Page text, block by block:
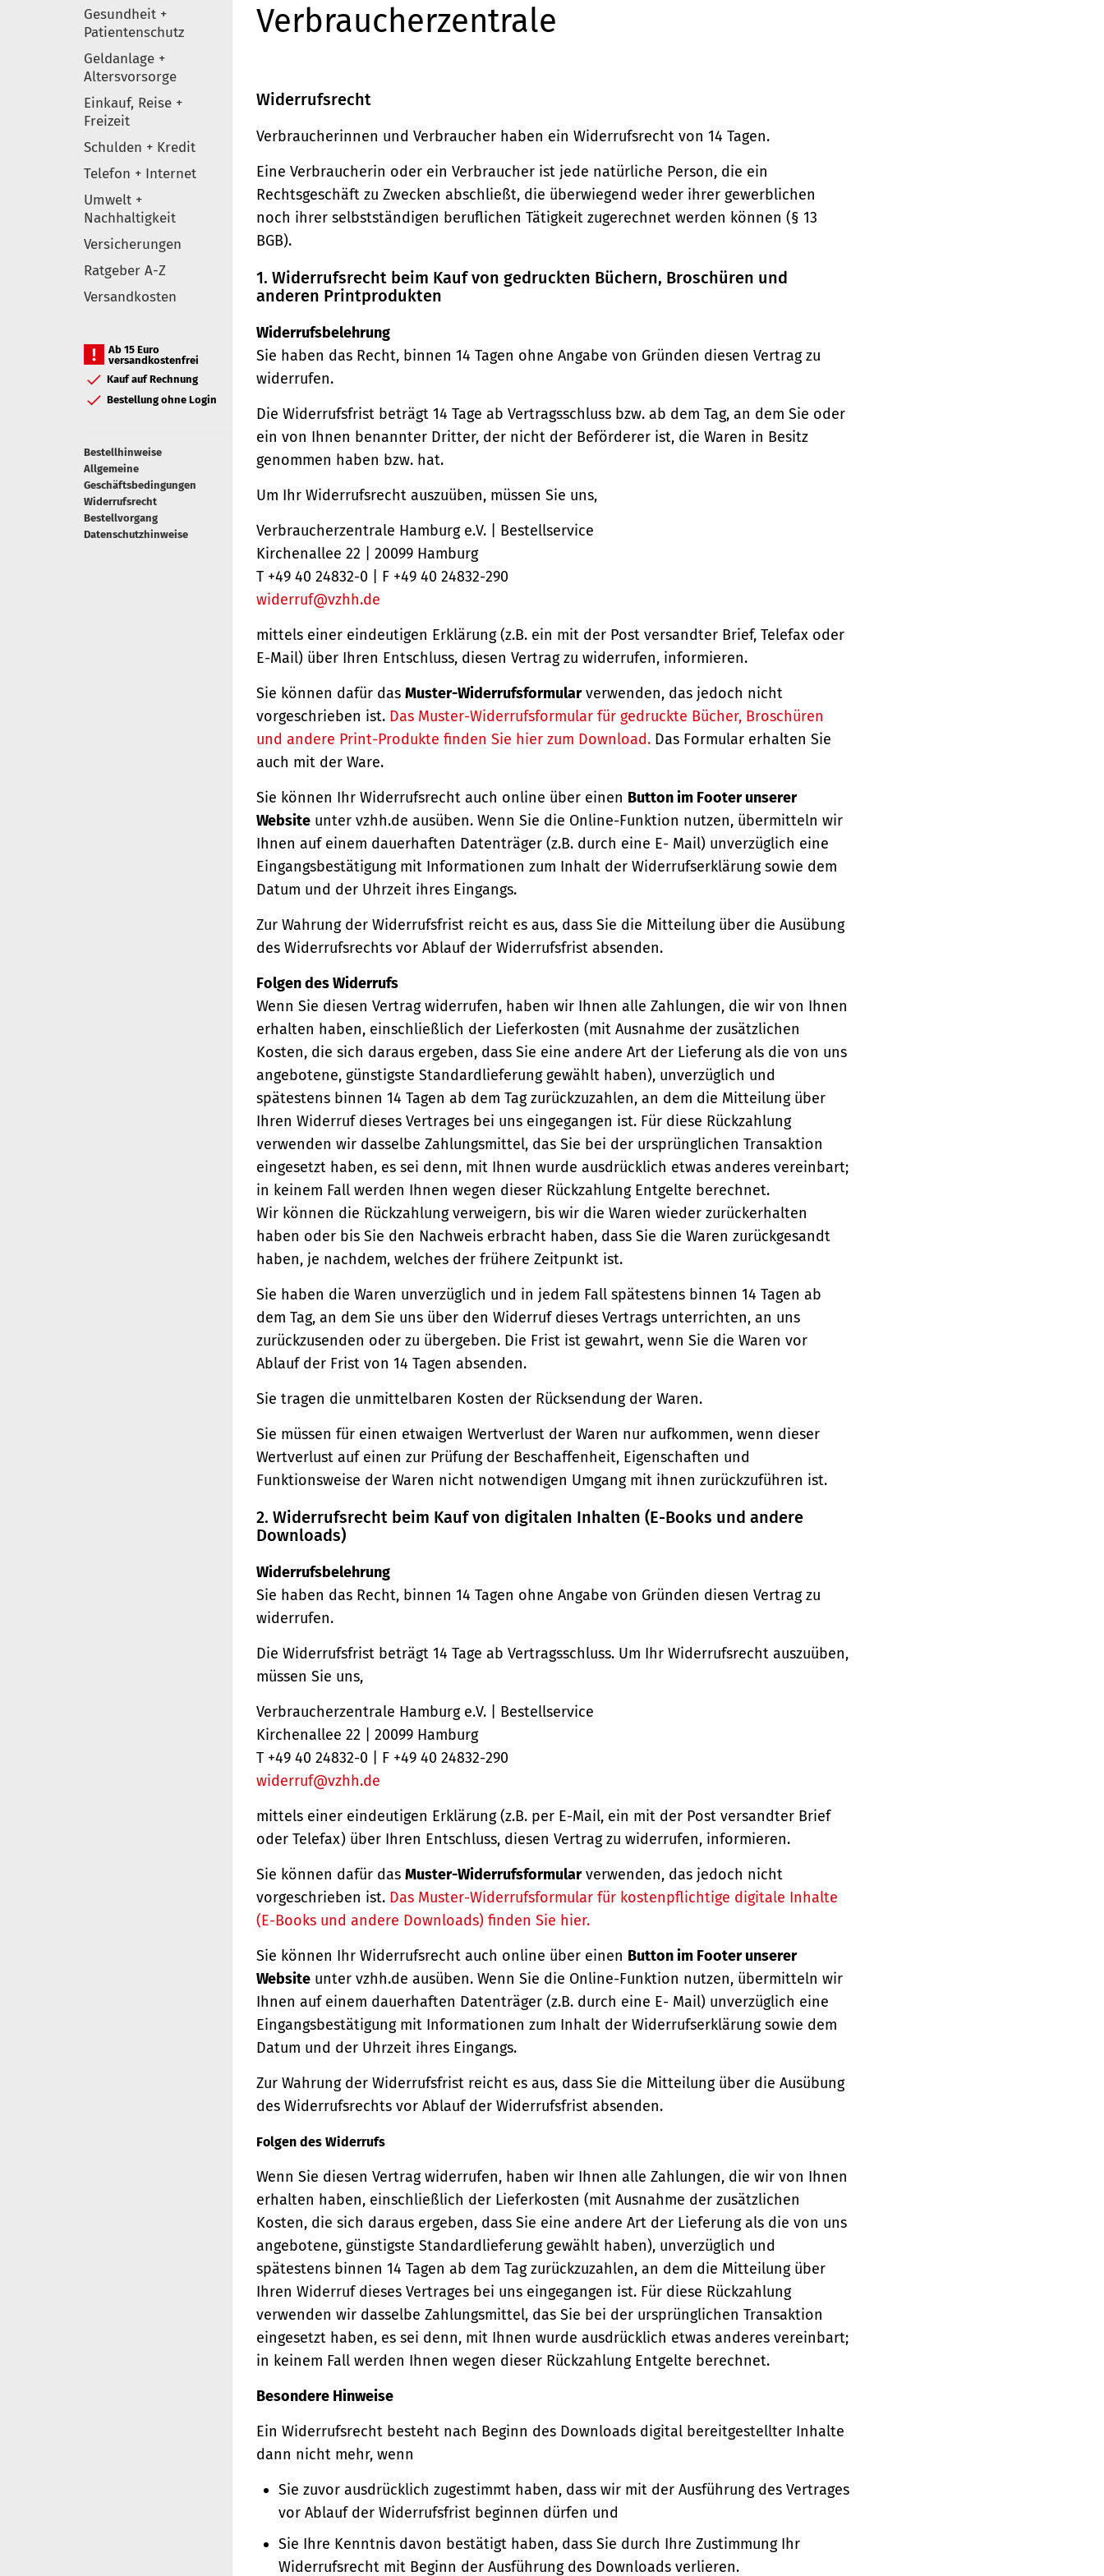
Gesundheit +
Patientenschutz
Geldanlage +
Altersvorsorge
Einkauf, Reise +
Freizeit
Schulden + Kredit
Telefon + Internet
Umwelt +
Nachhaltigkeit
Versicherungen
Ratgeber A-Z
Versandkosten
Ab 15 Euro
versandkostenfrei
Kauf auf Rechnung
Bestellung ohne Login
Bestellhinweise
Allgemeine
Geschäftsbedingungen
Widerrufsrecht
Bestellvorgang
Datenschutzhinweise
Verbraucherzentrale
Widerrufsrecht
Verbraucherinnen und Verbraucher haben ein Widerrufsrecht von 14 Tagen.
Eine Verbraucherin oder ein Verbraucher ist jede natürliche Person, die ein
Rechtsgeschäft zu Zwecken abschließt, die überwiegend weder ihrer gewerblichen
noch ihrer selbstständigen beruflichen Tätigkeit zugerechnet werden können (§ 13
BGB).
1. Widerrufsrecht beim Kauf von gedruckten Büchern, Broschüren und
anderen Printprodukten
Widerrufsbelehrung
Sie haben das Recht, binnen 14 Tagen ohne Angabe von Gründen diesen Vertrag zu
widerrufen.
Die Widerrufsfrist beträgt 14 Tage ab Vertragsschluss bzw. ab dem Tag, an dem Sie oder
ein von Ihnen benannter Dritter, der nicht der Beförderer ist, die Waren in Besitz
genommen haben bzw. hat.
Um Ihr Widerrufsrecht auszuüben, müssen Sie uns,
Verbraucherzentrale Hamburg e.V. | Bestellservice
Kirchenallee 22 | 20099 Hamburg
T +49 40 24832-0 | F +49 40 24832-290
widerruf@vzhh.de
mittels einer eindeutigen Erklärung (z.B. ein mit der Post versandter Brief, Telefax oder
E-Mail) über Ihren Entschluss, diesen Vertrag zu widerrufen, informieren.
Sie können dafür das Muster-Widerrufsformularverwenden, das jedoch nicht
vorgeschrieben ist. Das Muster-Widerrufsformular für gedruckte Bücher, Broschüren
und andere Print-Produkte finden Sie hier zum Download. Das Formular erhalten Sie
auch mit der Ware.
Sie können Ihr Widerrufsrecht auch online über einen Button im Footer unserer
Website unter vzhh.de ausüben. Wenn Sie die Online-Funktion nutzen, übermitteln wir
Ihnen auf einem dauerhaften Datenträger (z.B. durch eine E- Mail) unverzüglich eine
Eingangsbestätigung mit Informationen zum Inhalt der Widerrufserklärung sowie dem
Datum und der Uhrzeit ihres Eingangs.
Zur Wahrung der Widerrufsfrist reicht es aus, dass Sie die Mitteilung über die Ausübung
des Widerrufsrechts vor Ablauf der Widerrufsfrist absenden.
Folgen des Widerrufs
Wenn Sie diesen Vertrag widerrufen, haben wir Ihnen alle Zahlungen, die wir von Ihnen
erhalten haben, einschließlich der Lieferkosten (mit Ausnahme der zusätzlichen
Kosten, die sich daraus ergeben, dass Sie eine andere Art der Lieferung als die von uns
angebotene, günstigste Standardlieferung gewählt haben), unverzüglich und
spätestens binnen 14 Tagen ab dem Tag zurückzuzahlen, an dem die Mitteilung über
Ihren Widerruf dieses Vertrages bei uns eingegangen ist. Für diese Rückzahlung
verwenden wir dasselbe Zahlungsmittel, das Sie bei der ursprünglichen Transaktion
eingesetzt haben, es sei denn, mit Ihnen wurde ausdrücklich etwas anderes vereinbart;
in keinem Fall werden Ihnen wegen dieser Rückzahlung Entgelte berechnet.
Wir können die Rückzahlung verweigern, bis wir die Waren wieder zurückerhalten
haben oder bis Sie den Nachweis erbracht haben, dass Sie die Waren zurückgesandt
haben, je nachdem, welches der frühere Zeitpunkt ist.
Sie haben die Waren unverzüglich und in jedem Fall spätestens binnen 14 Tagen ab
dem Tag, an dem Sie uns über den Widerruf dieses Vertrags unterrichten, an uns
zurückzusenden oder zu übergeben. Die Frist ist gewahrt, wenn Sie die Waren vor
Ablauf der Frist von 14 Tagen absenden.
Sie tragen die unmittelbaren Kosten der Rücksendung der Waren.
Sie müssen für einen etwaigen Wertverlust der Waren nur aufkommen, wenn dieser
Wertverlust auf einen zur Prüfung der Beschaffenheit, Eigenschaften und
Funktionsweise der Waren nicht notwendigen Umgang mit ihnen zurückzuführen ist.
2. Widerrufsrecht beim Kauf von digitalen Inhalten (E-Books und andere
Downloads)
Widerrufsbelehrung
Sie haben das Recht, binnen 14 Tagen ohne Angabe von Gründen diesen Vertrag zu
widerrufen.
Die Widerrufsfrist beträgt 14 Tage ab Vertragsschluss. Um Ihr Widerrufsrecht auszuüben,
müssen Sie uns,
Verbraucherzentrale Hamburg e.V. | Bestellservice
Kirchenallee 22 | 20099 Hamburg
T +49 40 24832-0 | F +49 40 24832-290
widerruf@vzhh.de
mittels einer eindeutigen Erklärung (z.B. per E-Mail, ein mit der Post versandter Brief
oder Telefax) über Ihren Entschluss, diesen Vertrag zu widerrufen, informieren.
Sie können dafür das Muster-Widerrufsformularverwenden, das jedoch nicht
vorgeschrieben ist. Das Muster-Widerrufsformular für kostenpflichtige digitale Inhalte
(E-Books und andere Downloads) finden Sie hier.
Sie können Ihr Widerrufsrecht auch online über einen Button im Footer unserer
Website unter vzhh.de ausüben. Wenn Sie die Online-Funktion nutzen, übermitteln wir
Ihnen auf einem dauerhaften Datenträger (z.B. durch eine E- Mail) unverzüglich eine
Eingangsbestätigung mit Informationen zum Inhalt der Widerrufserklärung sowie dem
Datum und der Uhrzeit ihres Eingangs.
Zur Wahrung der Widerrufsfrist reicht es aus, dass Sie die Mitteilung über die Ausübung
des Widerrufsrechts vor Ablauf der Widerrufsfrist absenden.
Folgen des Widerrufs
Wenn Sie diesen Vertrag widerrufen, haben wir Ihnen alle Zahlungen, die wir von Ihnen
erhalten haben, einschließlich der Lieferkosten (mit Ausnahme der zusätzlichen
Kosten, die sich daraus ergeben, dass Sie eine andere Art der Lieferung als die von uns
angebotene, günstigste Standardlieferung gewählt haben), unverzüglich und
spätestens binnen 14 Tagen ab dem Tag zurückzuzahlen, an dem die Mitteilung über
Ihren Widerruf dieses Vertrages bei uns eingegangen ist. Für diese Rückzahlung
verwenden wir dasselbe Zahlungsmittel, das Sie bei der ursprünglichen Transaktion
eingesetzt haben, es sei denn, mit Ihnen wurde ausdrücklich etwas anderes vereinbart;
in keinem Fall werden Ihnen wegen dieser Rückzahlung Entgelte berechnet.
Besondere Hinweise
Ein Widerrufsrecht besteht nach Beginn des Downloads digital bereitgestellter Inhalte
dann nicht mehr, wenn
Sie zuvor ausdrücklich zugestimmt haben, dass wir mit der Ausführung des Vertrages
vor Ablauf der Widerrufsfrist beginnen dürfen und
Sie Ihre Kenntnis davon bestätigt haben, dass Sie durch Ihre Zustimmung Ihr
Widerrufsrecht mit Beginn der Ausführung des Downloads verlieren.